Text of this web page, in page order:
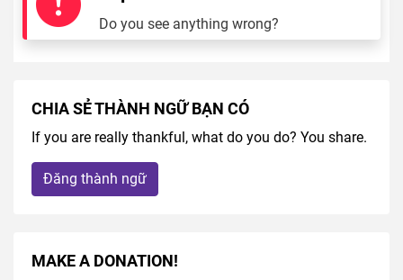
Do you see anything wrong?
CHIA SẺ THÀNH NGỮ BẠN CÓ
If you are really thankful, what do you do? You share.
Đăng thành ngữ
MAKE A DONATION!